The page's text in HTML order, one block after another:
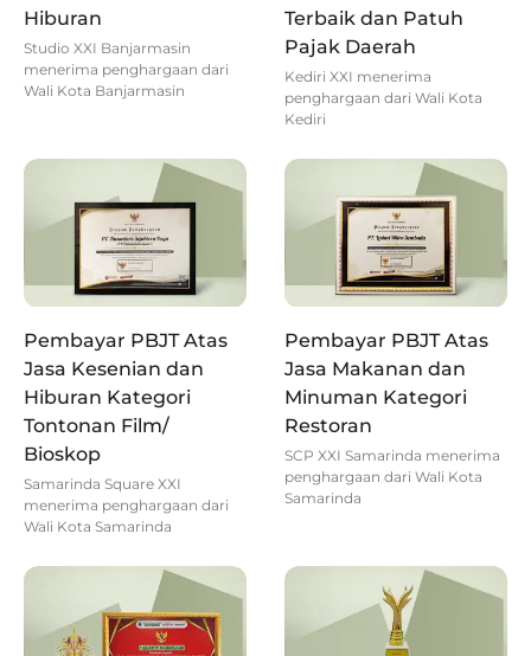
Hiburan
Studio XXI Banjarmasin
menerima penghargaan dari
Wali Kota Banjarmasin
Terbaik dan Patuh
Pajak Daerah
Kediri XXI menerima
penghargaan dari Wali Kota
Kediri
Pembayar PBJT Atas
Jasa Kesenian dan
Hiburan Kategori
Tontonan Film/
Bioskop
Samarinda Square XXI
menerima penghargaan dari
Wali Kota Samarinda
Pembayar PBJT Atas
Jasa Makanan dan
Minuman Kategori
Restoran
SCP XXI Samarinda menerima
penghargaan dari Wali Kota
Samarinda